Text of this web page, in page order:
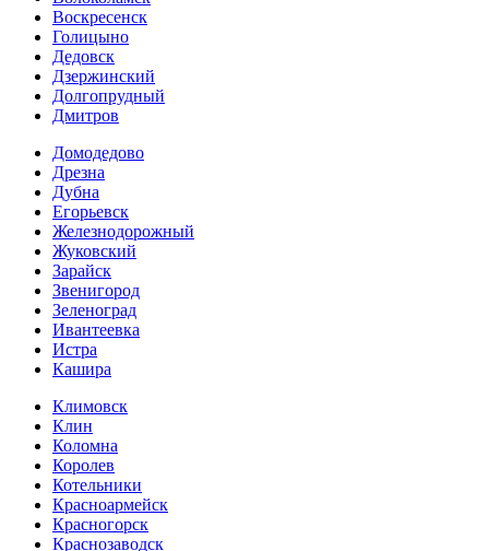
Воскресенск
Голицыно
Дедовск
Дзержинский
Долгопрудный
Дмитров
Домодедово
Дрезна
Дубна
Егорьевск
Железнодорожный
Жуковский
Зарайск
Звенигород
Зеленоград
Ивантеевка
Истра
Кашира
Климовск
Клин
Коломна
Королев
Котельники
Красноармейск
Красногорск
Краснозаводск